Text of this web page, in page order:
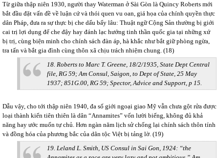
Từ giữa thập niên 1930, người thay Waterman ở Sài Gòn là Quincy Roberts mới
bắt đầu đặt vấn đề về luận cứ và thói quen vu oan, giá họa của chính quyền thực
dân Pháp, đưa ra sự thực bị che dấu bấy lâu: Thuật ngữ Cộng Sản thường bị giới
cai trị lợi dụng để che đậy hay đánh lạc hướng tinh thần quốc gia tại những xứ
bị trị, cùng biện minh cho chính sách đàn áp, hà khắc như bắt giữ phòng ngừa,
tra tấn và bắt gia đình cùng thôn xã chịu trách nhiệm chung. (18)
18. Roberts to Marc T. Greene, 18/2/1935, State Dept Central
file, RG 59; Am Consul, Saigon, to Dept of State, 25 May
1937; 851G.00, RG 59; Spector, Advice and Support, p 15.
Dẫu vậy, cho tới thập niên 1940, đa số giới ngoại giao Mỹ vẫn chưa gột rửa được
loại thành kiến tiên thiên là dân “Annamites” vốn lười biếng, không đủ khả
năng hay ước muốn tự chủ. Hơn ngàn năm lịch sử chống lại chính sách thôn tính
và đồng hóa của phương bắc của dân tộc Việt bị tảng lờ. (19)
19. Leland L. Smith, US Consul in Sai Gon, 1924: “the